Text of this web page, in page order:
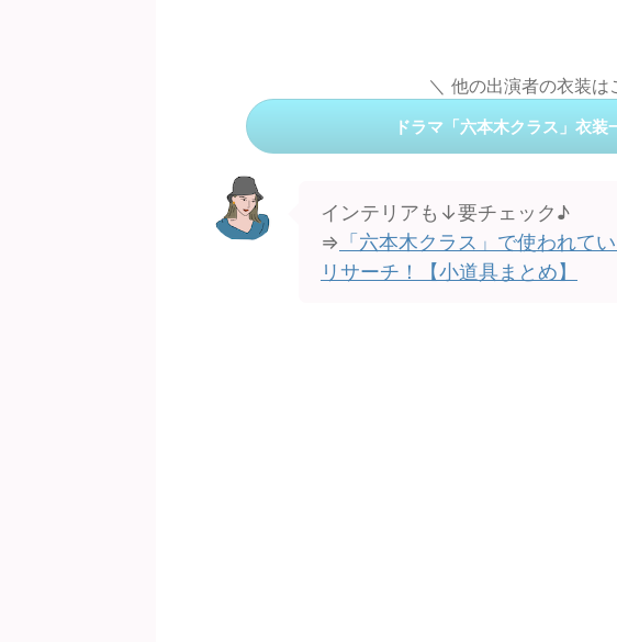
＼ 他の出演者の衣装は
ドラマ「六本木クラス」衣装
インテリアも↓要チェック♪
⇒ 「六本木クラス」で使われて
リサーチ！【小道具まとめ】